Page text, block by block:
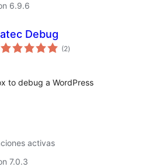
6.9.6
atec Debug
(2total
de
)
to debug a WordPress
activas
7.0.3